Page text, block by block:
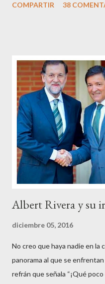
Pero francamente estos
de ciudadanos, la mayoría
impuesto, sea por vocación
un trabajo en su vida,
sagrada túnica de la
crear una paradoja, se
que hicieron fue apoderarse
sus reales, bueno sus reales
COMPARTIR 38
Albert Rivera y su
diciembre 05, 2016
No creo que haya nadie en la
panorama al que se
refrán que señala “¡Qué